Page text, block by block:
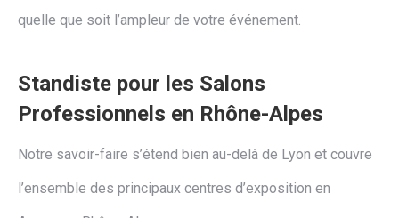
quelle que soit l’ampleur de votre événement.
Standiste pour les Salons
Professionnels en Rhône-Alpes
Notre savoir-faire s’étend bien au-delà de Lyon et couvre
l’ensemble des principaux centres d’exposition en